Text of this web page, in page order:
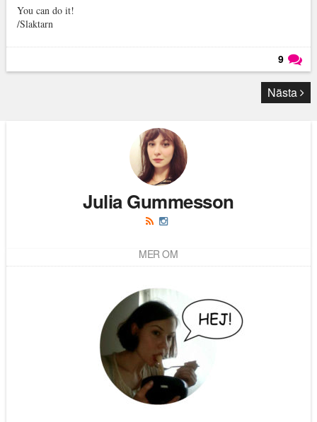
You can do it!
/Slaktarn
9
Läs kommentarer (9)
Nästa
Julia Gummesson
MER OM